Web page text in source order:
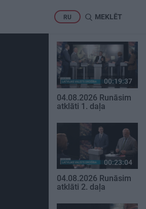
RU MEKLĒT
00:19:37
04.08.2026 Runāsim
atklāti 1. daļa
00:23:04
04.08.2026 Runāsim
atklāti 2. daļa